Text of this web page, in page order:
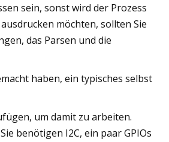
sein, sonst wird der Prozess
möchten, sollten Sie
das Parsen und die
haben, ein typisches selbst
um damit zu arbeiten.
benötigen I2C, ein paar GPIOs